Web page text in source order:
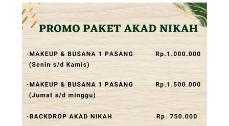
click
fake
watches.
the
facts